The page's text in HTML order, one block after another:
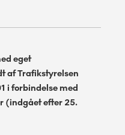
eget
af Trafikstyrelsen
i forbindelse med
(indgået efter 25.